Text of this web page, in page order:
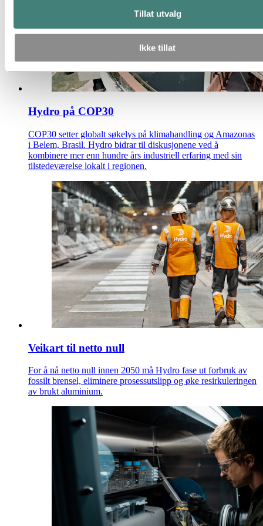
Tillat utvalg
Ikke tillat
Hydro på COP30
COP30 setter globalt søkelys på klimahandling og Amazonas
i Belem, Brasil. Hydro bidrar til diskusjonene ved å
kombinere mer enn hundre års industriell erfaring med sin
tilstedeværelse lokalt i regionen.
Veikart til netto null
For å nå netto null innen 2050 må Hydro fase ut forbruk av
fossilt brensel, eliminere prosessutslipp og øke resirkuleringen
av brukt aluminium.